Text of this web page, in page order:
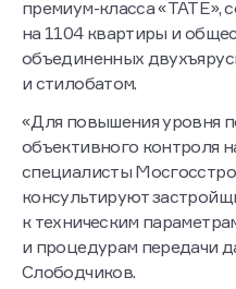
премиум-класса «TATE»,
на 1104 квартиры и
объединенных
и стилобатом.
«Для повышения уровня
объективного контроля
специалисты
консультируют
к техническим
и процедурам передачи
Слободчиков.